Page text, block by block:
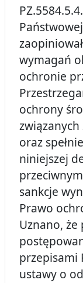
wymagań
ochronie
ochrony
oraz
niniejszej
sankcje
Prawo
Uznano,
przepisami
ustawy o